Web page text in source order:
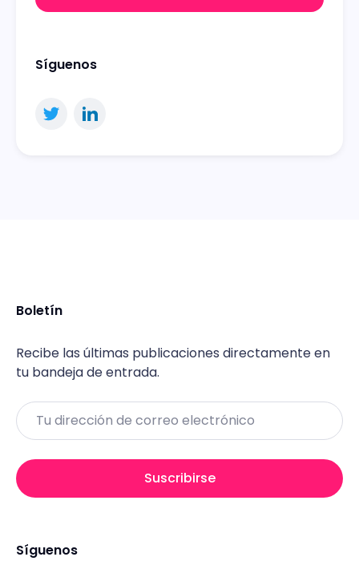
Síguenos
Boletín
Recibe las últimas publicaciones directamente en
tu bandeja de entrada.
Email
Suscribirse
Síguenos